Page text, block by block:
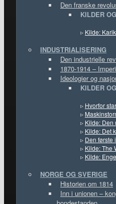
Den franske
KILDER
▹ Kilde:
INDUSTRIALISERING
Den industrielle
1870-1914 –
Ideologier og
KILDER
▹ Hvorfor
▹
▹ Kilde: Den
▹ Kilde: Det
▹ Den første
▹ Kilde: The
▹ Kilde:
NORGE OG SVERIGE
Historien om 1814
Inn i unionen –